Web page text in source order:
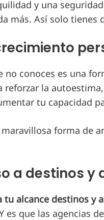
y una
más. Así solo
no conoces es una
reforzar la autoestima,
tu capacidad
maravillosa forma de
a destinos
tu alcance destinos y
es que las agencias